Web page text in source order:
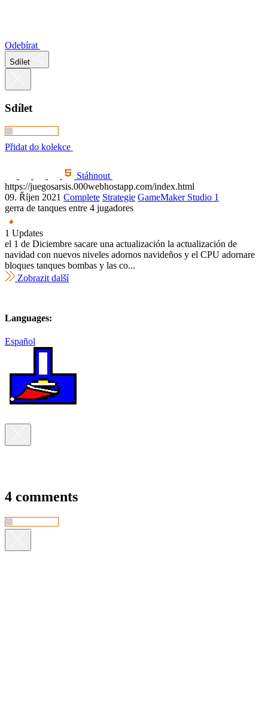
Odebírat
Sdílet
Sdílet
Přidat do kolekce
Stáhnout
https://juegosarsis.000webhostapp.com/index.html
09. Říjen 2021 Complete Strategie GameMaker Studio 1
gerra de tanques entre 4 jugadores
1 Updates
el 1 de Diciembre sacare una actualización la actualización de
navidad con nuevos niveles adornos navideños y el CPU adornare
bloques tanques bombas y las co...
Zobrazit další
Languages:
Español
4 comments